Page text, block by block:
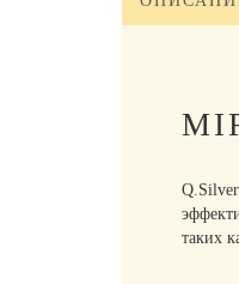
таких